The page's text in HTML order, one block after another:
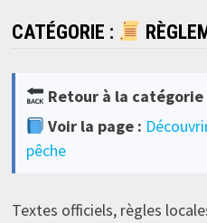
CATÉGORIE :
Retour à la catégorie
Voir la page :
pêche
Textes officiels, règles